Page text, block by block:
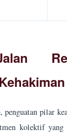
penguatan pilar
kolektif yang